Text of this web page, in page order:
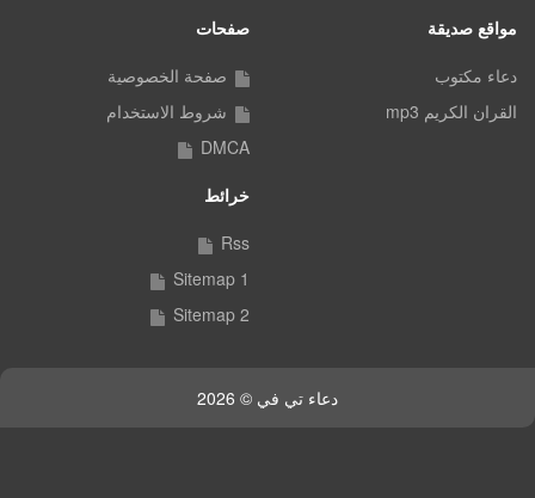
مواقع صديقة
دعاء مكتوب
القران الكريم mp3
صفحات
صفحة الخصوصية
شروط الاستخدام
DMCA
خرائط
Rss
Sitemap 1
Sitemap 2
دعاء تي في © 2026